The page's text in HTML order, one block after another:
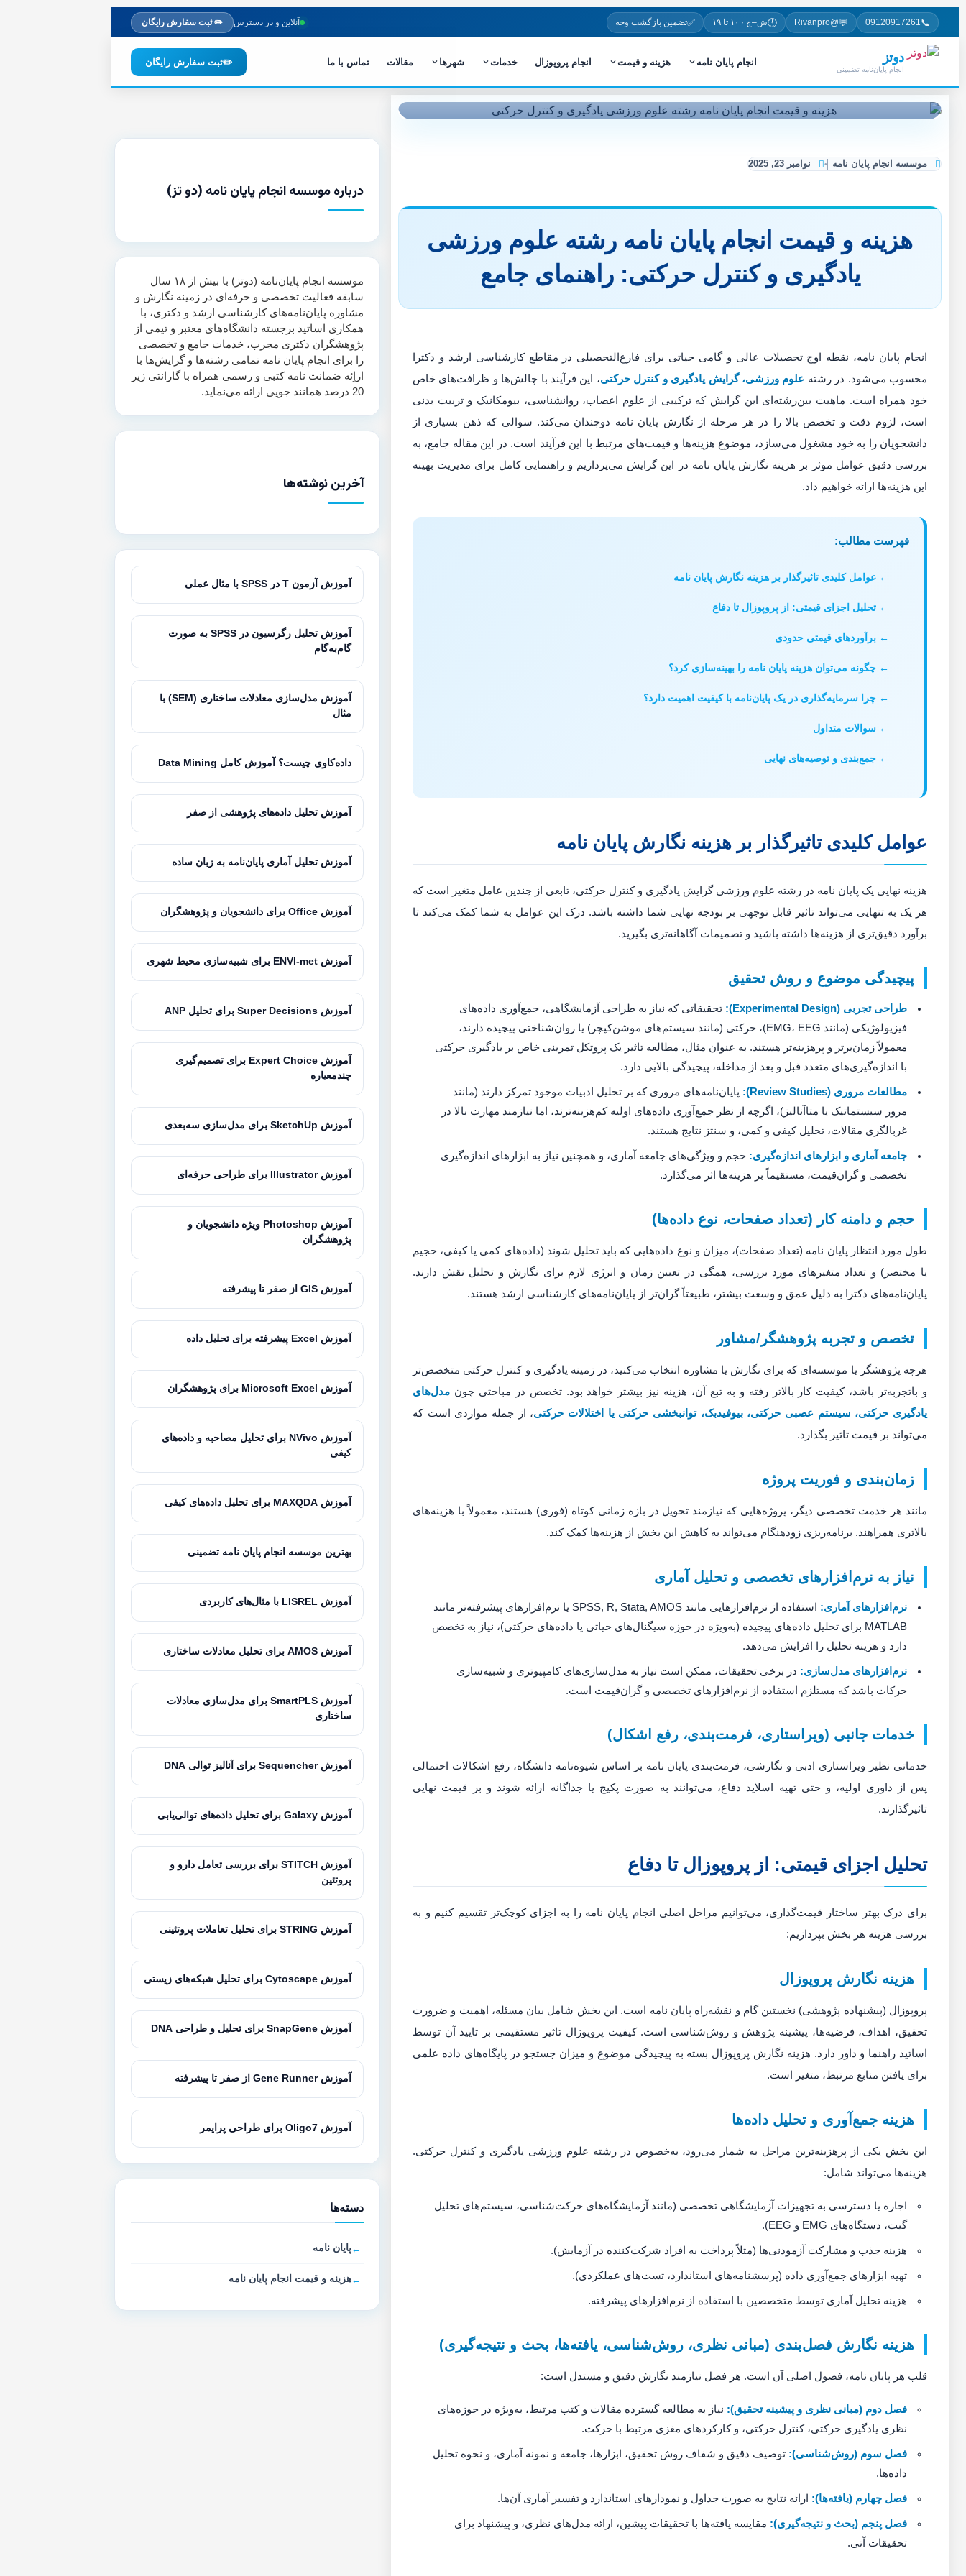
📞
09120917261
💬
@Rivanpro
🕐ش–چ · ۱۰ تا ۱۹ ✅تضمین بازگشت وجه آنلاین و در دسترس ✏️ ثبت سفارش رایگان
دوتز
انجام پایان‌نامه تضمینی
انجام پایان نامه هزینه و قیمت انجام پروپوزال خدمات شهرها مقالات تماس با ما ✏️ثبت سفارش رایگان
موسسه انجام پایان نامه نوامبر 23, 2025
هزینه و قیمت انجام پایان نامه رشته علوم ورزشی
یادگیری و کنترل حرکتی: راهنمای جامع
انجام پایان نامه، نقطه اوج تحصیلات عالی و گامی حیاتی برای فارغ‌التحصیلی در مقاطع کارشناسی ارشد و دکترا
محسوب می‌شود. در رشته علوم ورزشی، گرایش یادگیری و کنترل حرکتی، این فرآیند با چالش‌ها و ظرافت‌های خاص
خود همراه است. ماهیت بین‌رشته‌ای این گرایش که ترکیبی از علوم اعصاب، روانشناسی، بیومکانیک و تربیت بدنی
است، لزوم دقت و تخصص بالا را در هر مرحله از نگارش پایان نامه دوچندان می‌کند. سوالی که ذهن بسیاری از
دانشجویان را به خود مشغول می‌سازد، موضوع هزینه‌ها و قیمت‌های مرتبط با این فرآیند است. در این مقاله جامع، به
بررسی دقیق عوامل موثر بر هزینه نگارش پایان نامه در این گرایش می‌پردازیم و راهنمایی کامل برای مدیریت بهینه
این هزینه‌ها ارائه خواهیم داد.
فهرست مطالب:
عوامل کلیدی تاثیرگذار بر هزینه نگارش پایان نامه
تحلیل اجزای قیمتی: از پروپوزال تا دفاع
برآوردهای قیمتی حدودی
چگونه می‌توان هزینه پایان نامه را بهینه‌سازی کرد؟
چرا سرمایه‌گذاری در یک پایان‌نامه با کیفیت اهمیت دارد؟
سوالات متداول
جمع‌بندی و توصیه‌های نهایی
عوامل کلیدی تاثیرگذار بر هزینه نگارش پایان نامه
هزینه نهایی یک پایان نامه در رشته علوم ورزشی گرایش یادگیری و کنترل حرکتی، تابعی از چندین عامل متغیر است که
هر یک به تنهایی می‌تواند تاثیر قابل توجهی بر بودجه نهایی شما داشته باشد. درک این عوامل به شما کمک می‌کند تا
برآورد دقیق‌تری از هزینه‌ها داشته باشید و تصمیمات آگاهانه‌تری بگیرید.
پیچیدگی موضوع و روش تحقیق
طراحی تجربی (Experimental Design):
تحقیقاتی که نیاز به طراحی آزمایشگاهی، جمع‌آوری داده‌های
فیزیولوژیکی (مانند EMG، EEG)، حرکتی (مانند سیستم‌های موشن‌کپچر) یا روان‌شناختی پیچیده دارند،
معمولاً زمان‌برتر و پرهزینه‌تر هستند. به عنوان مثال، مطالعه تاثیر یک پروتکل تمرینی خاص بر یادگیری حرکتی
با اندازه‌گیری‌های متعدد قبل و بعد از مداخله، پیچیدگی بالایی دارد.
مطالعات مروری (Review Studies):
پایان‌نامه‌های مروری که بر تحلیل ادبیات موجود تمرکز دارند (مانند
مرور سیستماتیک یا متاآنالیز)، اگرچه از نظر جمع‌آوری داده‌های اولیه کم‌هزینه‌ترند، اما نیازمند مهارت بالا در
غربالگری مقالات، تحلیل کیفی و کمی، و سنتز نتایج هستند.
جامعه آماری و ابزارهای اندازه‌گیری: حجم و ویژگی‌های جامعه آماری، و همچنین نیاز به ابزارهای اندازه‌گیری
تخصصی و گران‌قیمت، مستقیماً بر هزینه‌ها اثر می‌گذارد.
حجم و دامنه کار (تعداد صفحات، نوع داده‌ها)
طول مورد انتظار پایان نامه (تعداد صفحات)، میزان و نوع داده‌هایی که باید تحلیل شوند (داده‌های کمی یا کیفی، حجیم
یا مختصر) و تعداد متغیرهای مورد بررسی، همگی در تعیین زمان و انرژی لازم برای نگارش و تحلیل نقش دارند.
پایان‌نامه‌های دکترا به دلیل عمق و وسعت بیشتر، طبیعتاً گران‌تر از پایان‌نامه‌های کارشناسی ارشد هستند.
تخصص و تجربه پژوهشگر/مشاور
هرچه پژوهشگر یا موسسه‌ای که برای نگارش یا مشاوره انتخاب می‌کنید، در زمینه یادگیری و کنترل حرکتی متخصص‌تر
و باتجربه‌تر باشد، کیفیت کار بالاتر رفته و به تبع آن، هزینه نیز بیشتر خواهد بود. تخصص در مباحثی چون مدل‌های
یادگیری حرکتی، سیستم عصبی حرکتی، بیوفیدبک، توانبخشی حرکتی یا اختلالات حرکتی، از جمله مواردی است که
می‌تواند بر قیمت تاثیر بگذارد.
زمان‌بندی و فوریت پروژه
مانند هر خدمت تخصصی دیگر، پروژه‌هایی که نیازمند تحویل در بازه زمانی کوتاه (فوری) هستند، معمولاً با هزینه‌های
بالاتری همراهند. برنامه‌ریزی زودهنگام می‌تواند به کاهش این بخش از هزینه‌ها کمک کند.
نیاز به نرم‌افزارهای تخصصی و تحلیل آماری
نرم‌افزارهای آماری:
استفاده از نرم‌افزارهایی مانند SPSS, R, Stata, AMOS یا نرم‌افزارهای پیشرفته‌تر مانند
MATLAB برای تحلیل داده‌های پیچیده (به‌ویژه در حوزه سیگنال‌های حیاتی یا داده‌های حرکتی)، نیاز به تخصص
دارد و هزینه تحلیل را افزایش می‌دهد.
نرم‌افزارهای مدل‌سازی: در برخی تحقیقات، ممکن است نیاز به مدل‌سازی‌های کامپیوتری و شبیه‌سازی
حرکات باشد که مستلزم استفاده از نرم‌افزارهای تخصصی و گران‌قیمت است.
خدمات جانبی (ویراستاری، فرمت‌بندی، رفع اشکال)
خدماتی نظیر ویراستاری ادبی و نگارشی، فرمت‌بندی پایان نامه بر اساس شیوه‌نامه دانشگاه، رفع اشکالات احتمالی
پس از داوری اولیه، و حتی تهیه اسلاید دفاع، می‌توانند به صورت پکیج یا جداگانه ارائه شوند و بر قیمت نهایی
تاثیرگذارند.
تحلیل اجزای قیمتی: از پروپوزال تا دفاع
برای درک بهتر ساختار قیمت‌گذاری، می‌توانیم مراحل اصلی انجام پایان نامه را به اجزای کوچک‌تر تقسیم کنیم و به
بررسی هزینه هر بخش بپردازیم:
هزینه نگارش پروپوزال
پروپوزال (پیشنهاده پژوهشی) نخستین گام و نقشه‌راه پایان نامه است. این بخش شامل بیان مسئله، اهمیت و ضرورت
تحقیق، اهداف، فرضیه‌ها، پیشینه پژوهش و روش‌شناسی است. کیفیت پروپوزال تاثیر مستقیمی بر تایید آن توسط
اساتید راهنما و داور دارد. هزینه نگارش پروپوزال بسته به پیچیدگی موضوع و میزان جستجو در پایگاه‌های داده علمی
برای یافتن منابع مرتبط، متغیر است.
هزینه جمع‌آوری و تحلیل داده‌ها
این بخش یکی از پرهزینه‌ترین مراحل به شمار می‌رود، به‌خصوص در رشته علوم ورزشی یادگیری و کنترل حرکتی.
هزینه‌ها می‌تواند شامل:
اجاره یا دسترسی به تجهیزات آزمایشگاهی تخصصی (مانند آزمایشگاه‌های حرکت‌شناسی، سیستم‌های تحلیل
گیت، دستگاه‌های EMG و EEG).
هزینه جذب و مشارکت آزمودنی‌ها (مثلاً پرداخت به افراد شرکت‌کننده در آزمایش).
تهیه ابزارهای جمع‌آوری داده (پرسشنامه‌های استاندارد، تست‌های عملکردی).
هزینه تحلیل آماری توسط متخصصین با استفاده از نرم‌افزارهای پیشرفته.
هزینه نگارش فصل‌بندی (مبانی نظری، روش‌شناسی، یافته‌ها، بحث و نتیجه‌گیری)
قلب هر پایان نامه، فصول اصلی آن است. هر فصل نیازمند نگارش دقیق و مستدل است:
فصل دوم (مبانی نظری و پیشینه تحقیق): نیاز به مطالعه گسترده مقالات و کتب مرتبط، به‌ویژه در حوزه‌های
نظری یادگیری حرکتی، کنترل حرکتی، و کارکردهای مغزی مرتبط با حرکت.
فصل سوم (روش‌شناسی): توصیف دقیق و شفاف روش تحقیق، ابزارها، جامعه و نمونه آماری، و نحوه تحلیل
داده‌ها.
فصل چهارم (یافته‌ها): ارائه نتایج به صورت جداول و نمودارهای استاندارد و تفسیر آماری آن‌ها.
فصل پنجم (بحث و نتیجه‌گیری): مقایسه یافته‌ها با تحقیقات پیشین، ارائه مدل‌های نظری، و پیشنهاد برای
تحقیقات آتی.
درباره موسسه انجام پایان نامه (دو تز)
موسسه انجام پایان‌نامه (دوتز) با بیش از ۱۸ سال
سابقه فعالیت تخصصی و حرفه‌ای در زمینه نگارش و
مشاوره پایان‌نامه‌های کارشناسی ارشد و دکتری، با
همکاری اساتید برجسته دانشگاه‌های معتبر و تیمی از
پژوهشگران دکتری مجرب، خدمات جامع و تخصصی
را برای انجام پایان نامه تمامی رشته‌ها و گرایش‌ها با
اراِئه ضمانت نامه کتبی و رسمی همراه با گارانتی زیر
20 درصد همانند جویی ارائه می‌نماید.
آخرین نوشته‌ها
آموزش آزمون T در SPSS با مثال عملی
آموزش تحلیل رگرسیون در SPSS به صورت
گام‌به‌گام
آموزش مدل‌سازی معادلات ساختاری (SEM) با
مثال
داده‌کاوی چیست؟ آموزش کامل Data Mining
آموزش تحلیل داده‌های پژوهشی از صفر
آموزش تحلیل آماری پایان‌نامه به زبان ساده
آموزش Office برای دانشجویان و پژوهشگران
آموزش ENVI-met برای شبیه‌سازی محیط شهری
آموزش Super Decisions برای تحلیل ANP
آموزش Expert Choice برای تصمیم‌گیری
چندمعیاره
آموزش SketchUp برای مدل‌سازی سه‌بعدی
آموزش Illustrator برای طراحی حرفه‌ای
آموزش Photoshop ویژه دانشجویان و
پژوهشگران
آموزش GIS از صفر تا پیشرفته
آموزش Excel پیشرفته برای تحلیل داده
آموزش Microsoft Excel برای پژوهشگران
آموزش NVivo برای تحلیل مصاحبه و داده‌های
کیفی
آموزش MAXQDA برای تحلیل داده‌های کیفی
بهترین موسسه انجام پایان نامه تضمینی
آموزش LISREL با مثال‌های کاربردی
آموزش AMOS برای تحلیل معادلات ساختاری
آموزش SmartPLS برای مدل‌سازی معادلات
ساختاری
آموزش Sequencher برای آنالیز توالی DNA
آموزش Galaxy برای تحلیل داده‌های توالی‌یابی
آموزش STITCH برای بررسی تعامل دارو و
پروتئین
آموزش STRING برای تحلیل تعاملات پروتئینی
آموزش Cytoscape برای تحلیل شبکه‌های زیستی
آموزش SnapGene برای تحلیل و طراحی DNA
آموزش Gene Runner از صفر تا پیشرفته
آموزش Oligo7 برای طراحی پرایمر
دسته‌ها
پایان نامه
هزینه و قیمت انجام پایان نامه